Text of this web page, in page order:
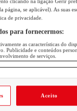
clicando na ligação Gerir
se aplicável). As suas
de privacidade.
para fornecermos:
as características do
Publicidade e conteúdos
de serviços.
Aceito